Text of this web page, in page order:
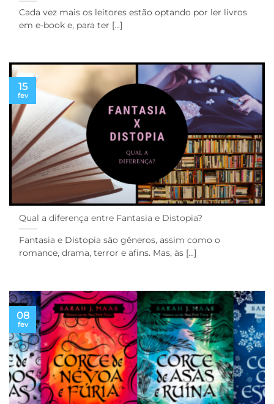
Cada vez mais os leitores estão optando por ler livros
em e-book e, para ter [...]
Qual a diferença entre Fantasia e Distopia?
Fantasia e Distopia são gêneros, assim como o
romance, drama, terror e afins. Mas, às [...]
15
fev
08
fev